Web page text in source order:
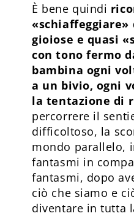
È bene quindi
«schiaffeggiare»
gioiose e quasi
con tono fermo
bambina ogni
a un bivio, ogni
la tentazione di
percorrere il
difficoltoso, la
mondo parallelo,
fantasmi in
fantasmi, dopo
ciò che siamo e
diventare in tutta